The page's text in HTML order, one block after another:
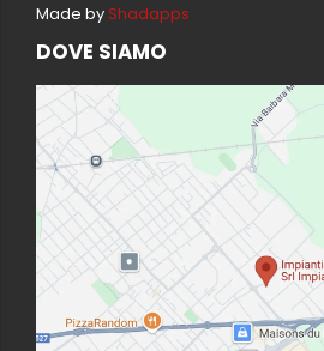
Made by Shadapps
DOVE SIAMO